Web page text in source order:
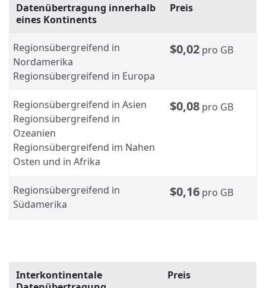
Datenübertragung innerhalb
eines Kontinents
Preis
Regionsübergreifend in
Nordamerika
Regionsübergreifend in Europa
$0,02 pro GB
Regionsübergreifend in Asien
Regionsübergreifend in
Ozeanien
Regionsübergreifend im Nahen
Osten und in Afrika
$0,08 pro GB
Regionsübergreifend in
Südamerika
$0,16 pro GB
Interkontinentale
Preis